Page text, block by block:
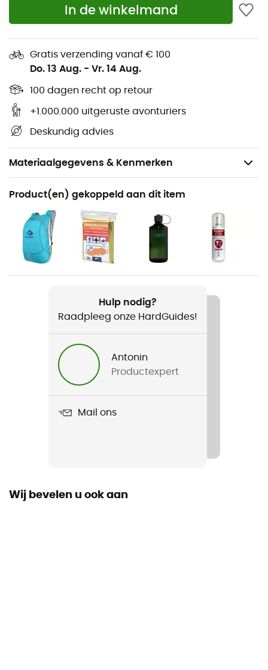
In de winkelmand
Gratis verzending vanaf € 100
Do. 13 Aug. - Vr. 14 Aug.
100 dagen recht op retour
+1.000.000 uitgeruste avonturiers
Deskundig advies
Materiaalgegevens & Kenmerken
Aanbevolen voor
Wandelen / Trailrunning / Trekking / Reizen / Dagelijks
Leven
Heren / Dames
de compression Tie Down
Product(en) gekoppeld aan dit item
Hulp nodig?
Raadpleeg onze HardGuides!
Antonin
Productexpert
Mail ons
Wij bevelen u ook aan